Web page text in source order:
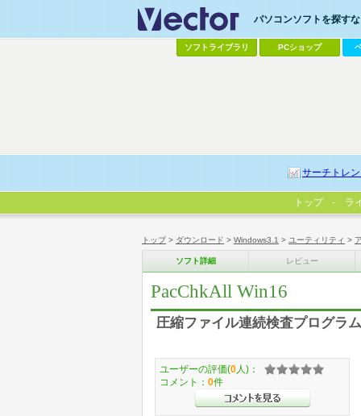
トップ> ダウンロード > Windows3.1 > ユーティリティ >
ソフト詳細 レビュー
PacChkAll Win16
圧縮ファイル連続検査プログラ
ユーザーの評価(0 人)：
コメント： 0件
パソコンソフトを探す
ソフトライブラリ PCショップ
サーチトレン
トップ ラ